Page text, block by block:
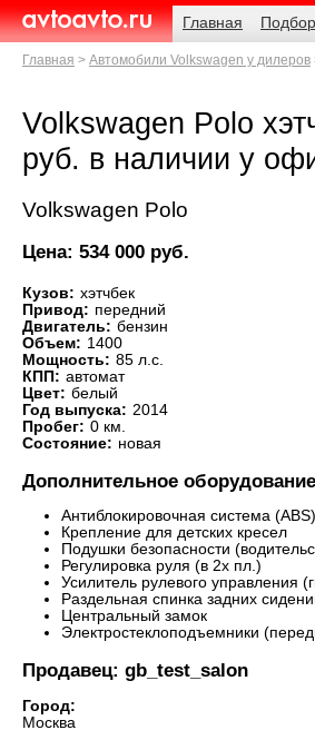
AvtoAvto.ru
Навигация
Главная
Родительские
страницы
Главная Автомобили Volkswagen у дилеров
Volkswagen Polo
руб. в наличии у
Volkswagen Polo
Цена: 534 000 руб.
Кузов: хэтчбек
Привод: передний
Двигатель: бензин
Объем: 1400
Мощность: 85 л.с.
КПП: автомат
Цвет: белый
Год выпуска: 2014
Пробег: 0 км.
Состояние: новая
Дополнительное оборудование
Антиблокировочная система (ABS)
Крепление для детских кресел
Подушки безопасности
Регулировка руля (в 2х пл.)
Усилитель рулевого управления
Раздельная спинка задних
Центральный замок
Электростеклоподъемники
Продавец: gb_test_salon
Город:
Москва